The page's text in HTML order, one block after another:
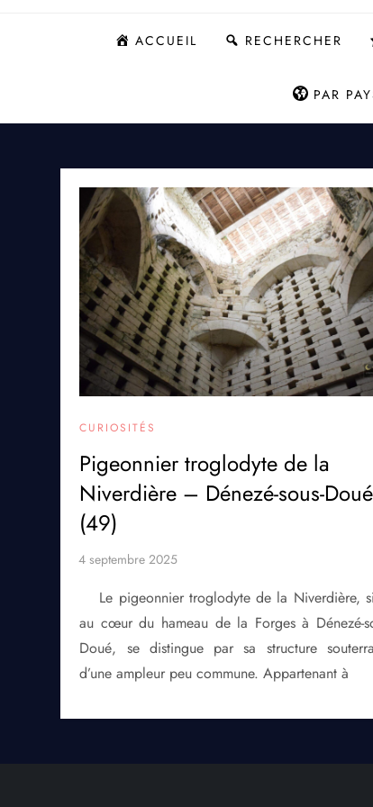
ACCUEIL RECHERCHER
PAR
CURIOSITÉS
Pigeonnier troglodyte de la
Niverdière – Dénezé-sous-Doué
(49)
Le pigeonnier troglodyte de la Niverdière,
au cœur du hameau de la Forges à Dénezé-
Doué, se distingue par sa structure
d’une ampleur peu commune. Appartenant à